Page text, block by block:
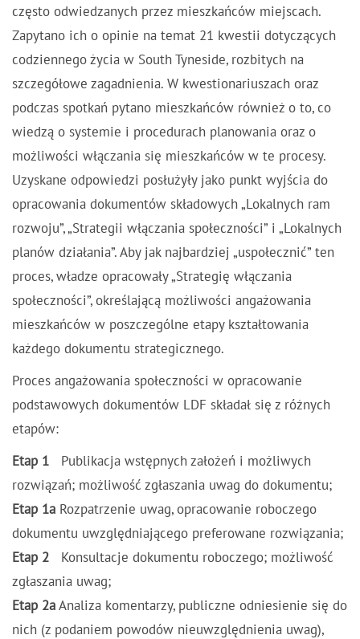
często odwiedzanych przez mieszkańców miejscach.
Zapytano ich o opinie na temat 21 kwestii dotyczących
codziennego życia w South Tyneside, rozbitych na
szczegółowe zagadnienia. W kwestionariuszach oraz
podczas spotkań pytano mieszkańców również o to, co
wiedzą o systemie i procedurach planowania oraz o
możliwości włączania się mieszkańców w te procesy.
Uzyskane odpowiedzi posłużyły jako punkt wyjścia do
opracowania dokumentów składowych „Lokalnych ram
rozwoju”, „Strategii włączania społeczności” i „Lokalnych
planów działania”. Aby jak najbardziej „uspołecznić” ten
proces, władze opracowały „Strategię włączania
społeczności”, określającą możliwości angażowania
mieszkańców w poszczególne etapy kształtowania
każdego dokumentu strategicznego.
Proces angażowania społeczności w opracowanie
podstawowych dokumentów LDF składał się z różnych
etapów:
Etap 1 Publikacja wstępnych założeń i możliwych
rozwiązań; możliwość zgłaszania uwag do dokumentu;
Etap 1a Rozpatrzenie uwag, opracowanie roboczego
dokumentu uwzględniającego preferowane rozwiązania;
Etap 2 Konsultacje dokumentu roboczego; możliwość
zgłaszania uwag;
Etap 2a Analiza komentarzy, publiczne odniesienie się do
nich (z podaniem powodów nieuwzględnienia uwag),